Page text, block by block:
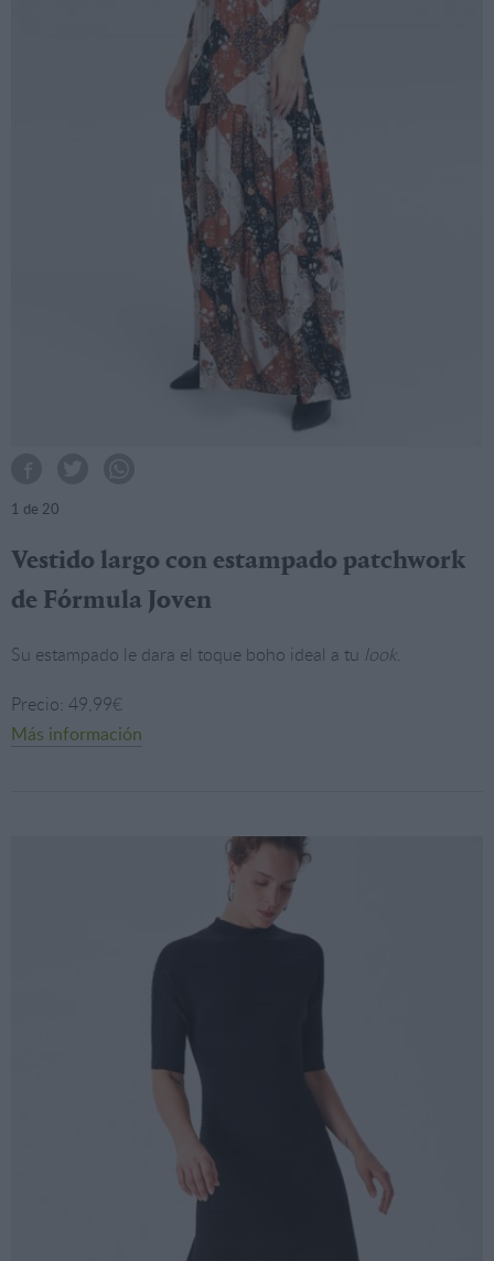
1 de 20
Vestido largo con estampado patchwork
de Fórmula Joven
Su estampado le dara el toque boho ideal a tu look.
Precio: 49,99€
Más información